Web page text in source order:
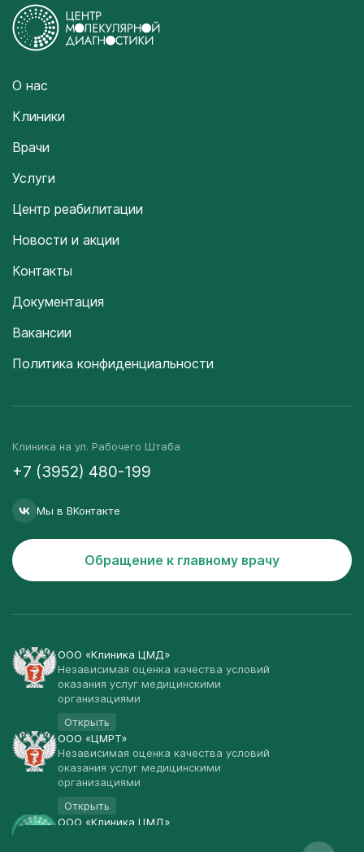
О нас
Клиники
Врачи
Услуги
Центр реабилитации
Новости и акции
Контакты
Документация
Вакансии
Политика конфиденциальности
Клиника на ул. Рабочего Штаба
+7 (3952) 480-199
Мы в ВКонтакте
Обращение к главному врачу
ООО «Клиника ЦМД»
Независимая оценка качества условий
оказания услуг медицинскими
организациями
Открыть
ООО «ЦМРТ»
Независимая оценка качества условий
оказания услуг медицинскими
организациями
Открыть
ООО «Клиника ЦМД»